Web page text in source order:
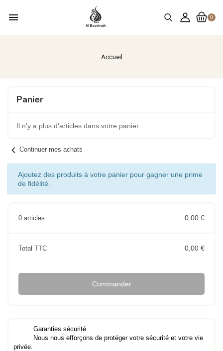
0
menu
Accueil
Panier
Il n'y a plus d'articles dans votre panier
chevron_left Continuer mes achats
Ajoutez des produits à votre panier pour gagner une prime
de fidélité.
0 articles 0,00 €
Total TTC 0,00 €
Commander
Garanties sécurité
Nous nous efforçons de protéger votre sécurité et votre vie
privée.